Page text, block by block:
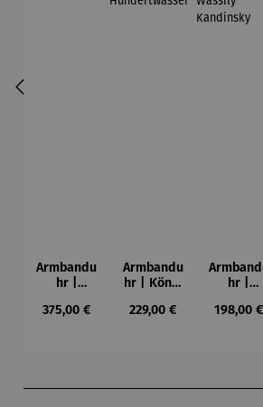
Armbandu
hr |
ph –
Regulärer Preis:
375,00 €
Armbandu
hr | König
-
Regulärer Preis:
229,00 €
hr |
einem
198,00 €